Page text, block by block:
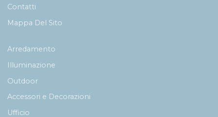
Contatti
Mappa Del Sito
Arredamento
Illuminazione
Outdoor
Accessori e Decorazioni
Ufficio